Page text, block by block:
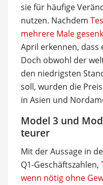
sie für häufige
nutzen. Nachdem
mehrere Male
April erkennen, dass
Doch obwohl der
den niedrigsten
soll, wurden die
in Asien und
Model 3 und
teurer
Mit der Aussage in
Q1-Geschäftszahlen,
wenn nötig ohne